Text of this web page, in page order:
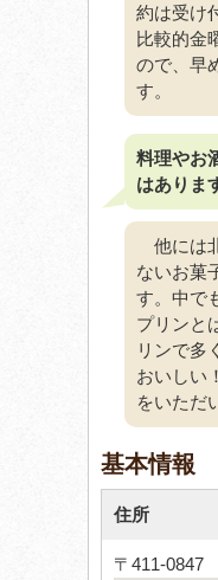
約は受け
比較的金
ので、早
す。
料理やお
はありま
他には
ないお菓
す。中で
プリンと
リンで多
おいしい
をいただ
基本情報
住所
〒411-0847